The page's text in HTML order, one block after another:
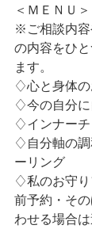
＜ＭＥＮＵ＞
※ご相談内
の内容をひ
ます。
♢心と身体
♢今の自分
♢インナーチ
♢自分軸の調
ーリング
♢私のお守
前予約・そ
わせる場合